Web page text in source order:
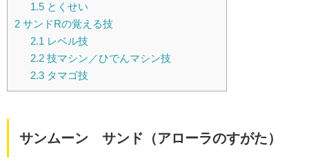
1.5とくせい
2 サンドRの覚える技
2.1 レベル技
2.2技マシン／ひでんマシン技
2.3タマゴ技
サンムーン サンド（アローラのすがた）